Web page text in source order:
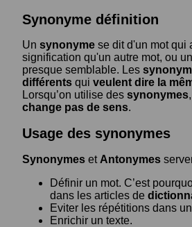
Synonyme définition
Un synonyme se dit d'un mot qui
signification qu'un autre mot, ou
presque semblable. Les
différents qui veulent dire la
Lorsqu’on utilise des synonymes
change pas de sens.
Usage des synonymes
Synonymes et Antonymes
Définir un mot. C’est
dans les articles de
Eviter les répétitions dans
Enrichir un texte.